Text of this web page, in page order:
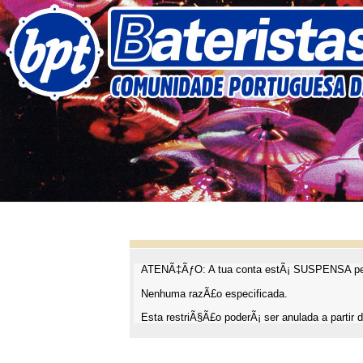
ATENÃ‡ÃƒO: A tua conta estÃ¡ SUSPENSA
Nenhuma razÃ£o especificada.
Esta restriÃ§Ã£o poderÃ¡ ser anulada a partir